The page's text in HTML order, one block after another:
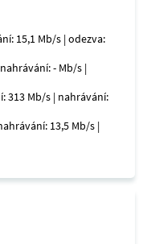
15,1 Mb/s | odezva:
- Mb/s |
313 Mb/s | nahrávání:
13,5 Mb/s |